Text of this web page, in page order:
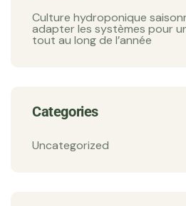
Culture hydroponique
adapter les systèmes pour
tout au long de l’année
Categories
Uncategorized